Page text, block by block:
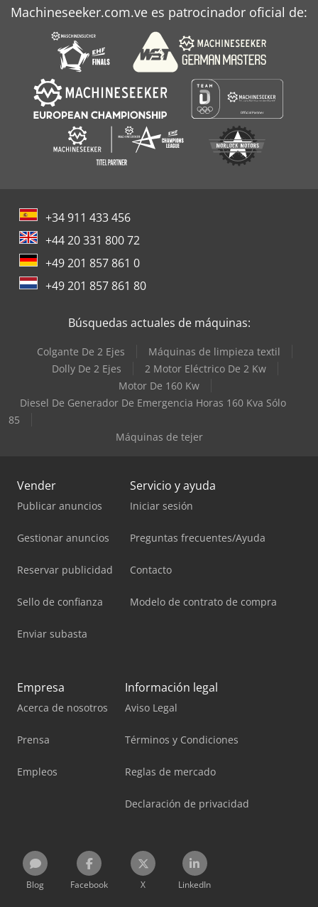
Wema
Machineseeker.com.ve es patrocinador oficial de:
+34 911 433 456
+44 20 331 800 72
+49 201 857 861 0
+49 201 857 861 80
Búsquedas actuales de máquinas:
Colgante De 2 Ejes
Máquinas de limpieza textil
Dolly De 2 Ejes
2 Motor Eléctrico De 2 Kw
Motor De 160 Kw
Diesel De Generador De Emergencia Horas 160 Kva Sólo
85
Máquinas de tejer
Vender
Publicar anuncios
Gestionar anuncios
Reservar publicidad
Sello de confianza
Enviar subasta
Servicio y ayuda
Iniciar sesión
Preguntas frecuentes/Ayuda
Contacto
Modelo de contrato de compra
Empresa
Acerca de nosotros
Prensa
Empleos
Información legal
Aviso Legal
Términos y Condiciones
Reglas de mercado
Declaración de privacidad
Blog Facebook X LinkedIn